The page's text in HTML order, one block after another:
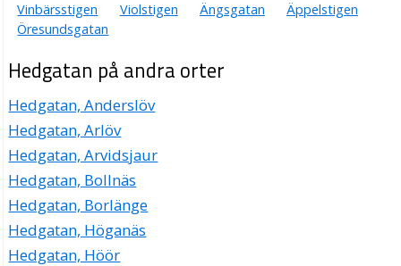
Vinbärsstigen
Violstigen Ängsgatan
Äppelstigen
Öresundsgatan
Hedgatan på andra orter
Hedgatan, Anderslöv
Hedgatan, Arlöv
Hedgatan, Arvidsjaur
Hedgatan, Bollnäs
Hedgatan, Borlänge
Hedgatan, Höganäs
Hedgatan, Höör